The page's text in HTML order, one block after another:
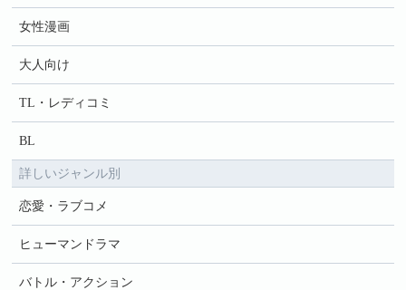
女性漫画
大人向け
TL・レディコミ
BL
詳しいジャンル別
恋愛・ラブコメ
ヒューマンドラマ
バトル・アクション